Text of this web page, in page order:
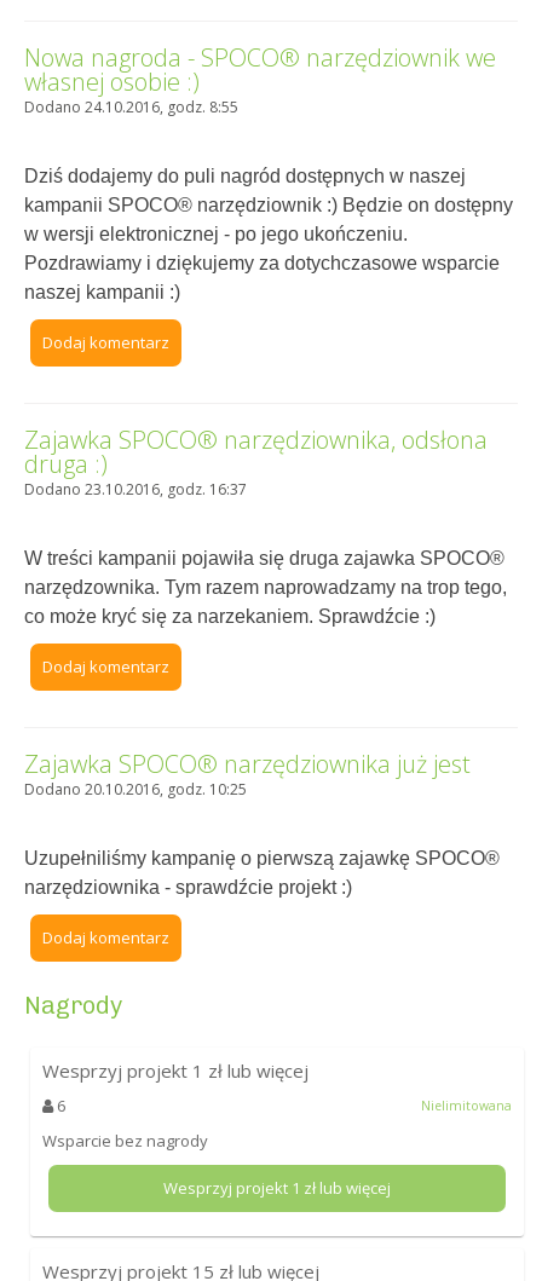
Nowa nagroda - SPOCO® narzędziownik we
własnej osobie :)
Dodano 24.10.2016, godz. 8:55
Dziś dodajemy do puli nagród dostępnych w naszej
kampanii SPOCO® narzędziownik :) Będzie on dostępny
w wersji elektronicznej - po jego ukończeniu.
Pozdrawiamy i dziękujemy za dotychczasowe wsparcie
naszej kampanii :)
Dodaj komentarz
Zajawka SPOCO® narzędziownika, odsłona
druga :)
Dodano 23.10.2016, godz. 16:37
W treści kampanii pojawiła się druga zajawka SPOCO®
narzędzownika. Tym razem naprowadzamy na trop tego,
co może kryć się za narzekaniem. Sprawdźcie :)
Dodaj komentarz
Zajawka SPOCO® narzędziownika już jest
Dodano 20.10.2016, godz. 10:25
Uzupełniliśmy kampanię o pierwszą zajawkę SPOCO®
narzędziownika - sprawdźcie projekt :)
Dodaj komentarz
Nagrody
Wesprzyj projekt 1 zł lub więcej
6 Nielimitowana
Wsparcie bez nagrody
Wesprzyj projekt 1 zł lub więcej
Wesprzyj projekt 15 zł lub więcej